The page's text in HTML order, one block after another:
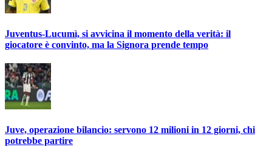
Juventus-Lucumì, si avvicina il momento della verità: il
giocatore è convinto, ma la Signora prende tempo
Juve, operazione bilancio: servono 12 milioni in 12 giorni, chi
potrebbe partire